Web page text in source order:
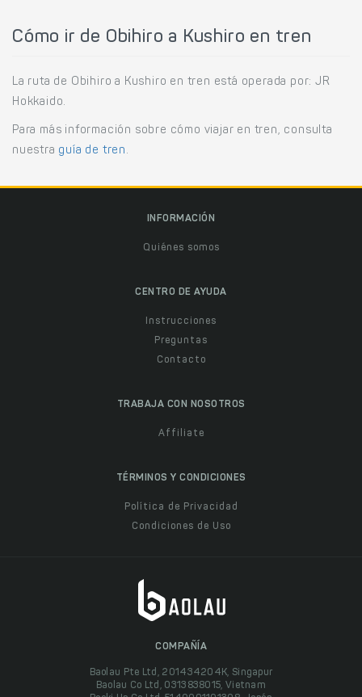
Cómo ir de Obihiro a Kushiro en tren
La ruta de Obihiro a Kushiro en tren está operada por: JR
Hokkaido.
Para más información sobre cómo viajar en tren, consulta
nuestra guía de tren .
INFORMACIÓN
Quiénes somos
CENTRO DE AYUDA
Instrucciones
Preguntas
Contacto
TRABAJA CON NOSOTROS
Affiliate
TÉRMINOS Y CONDICIONES
Política de Privacidad
Condiciones de Uso
COMPAÑÍA
Baolau Pte Ltd, 201434204K, Singapur
Baolau Co Ltd, 0313838015, Vietnam